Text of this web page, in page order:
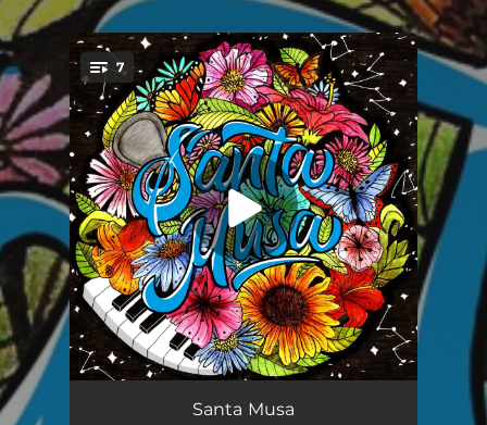
You're all set!
7
Santa Musa